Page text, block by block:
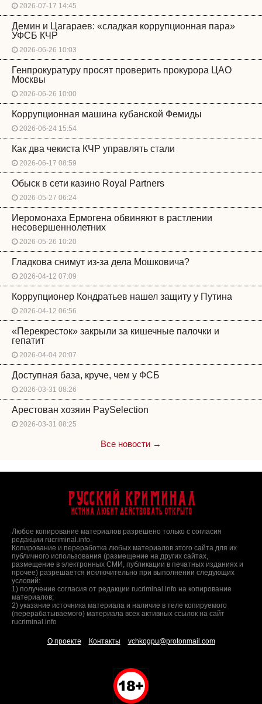
2026-07-17 14:45
Демин и Цагараев: «сладкая коррупционная пара»
УФСБ КЧР
2026-06-26 10:03
Генпрокуратуру просят проверить прокурора ЦАО
Москвы
2026-06-26 10:00
Коррупционная машина кубанской Фемиды
2026-06-24 15:54
Как два чекиста КЧР управлять стали
2026-06-17 08:59
Обыск в сети казино Royal Partners
2026-05-27 06:24
Иеромонаха Ермогена обвиняют в растлении
несовершеннолетних
2026-05-26 10:20
Гладкова снимут из-за дела Мошковича?
2026-04-12 07:09
Коррупционер Кондратьев нашел защиту у Путина
2026-04-12 06:56
«Перекресток» закрыли за кишечные палочки и
гепатит
2026-04-04 20:07
Доступная база, круче, чем у ФСБ
2026-03-31 08:26
Арестован хозяин PaySelection
2026-03-31 08:25
Все новости →
Русский Криминал
Истина любит действовать открыто
Любое копирование материалов разрешено только с согласия
редакции rucriminal.info.
Копирование и переработка любых материалов этого сайта для их
публичного использования (размещение на других сайтах,
размещение в электронных СМИ, публикации в печатных изданиях и
прочее) разрешается исключительно при выполнении следующих
условий:
1) получение согласия от редакции rucriminal.info на копирование
материалов;
2) указание источника материала и наличие в теле копируемого
(перерабатываемого) материала всех активных ссылок на сайт
rucriminal.info
О проекте Контакты vchkogpu@protonmail.com